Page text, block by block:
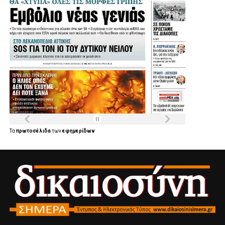
Ταπρωτοσέλιδατωνεφημερίδων